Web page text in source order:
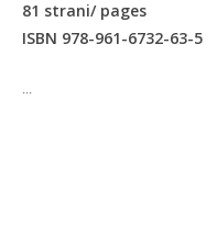
81 strani/ pages
ISBN 978-961-6732-63-5
...